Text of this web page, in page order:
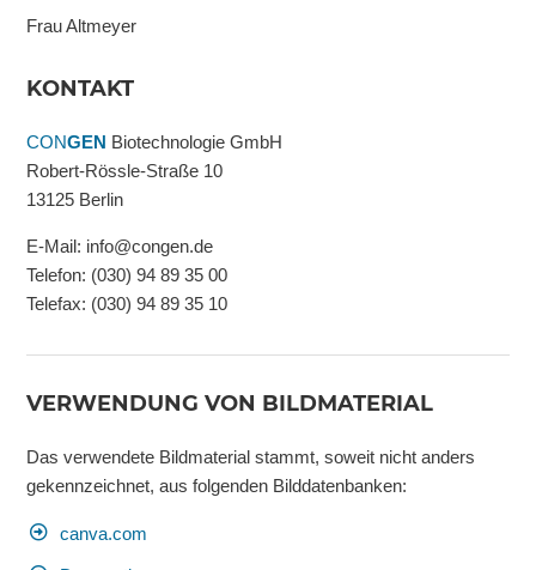
Frau Altmeyer
KONTAKT
CONGEN Biotechnologie GmbH
Robert-Rössle-Straße 10
13125 Berlin
E-Mail: info@congen.de
Telefon: (030) 94 89 35 00
Telefax: (030) 94 89 35 10
VERWENDUNG VON BILDMATERIAL
Das verwendete Bildmaterial stammt, soweit nicht anders
gekennzeichnet, aus folgenden Bilddatenbanken:
canva.com